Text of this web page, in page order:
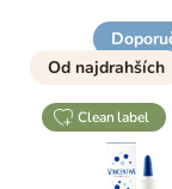
Od najdrahších
clean label